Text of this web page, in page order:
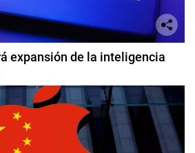
expansión de la inteligencia